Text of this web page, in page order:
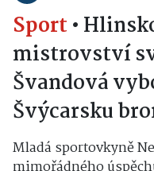
Sport •
mistrovství
Švandová
Švýcarsku
Mladá sportovkyně